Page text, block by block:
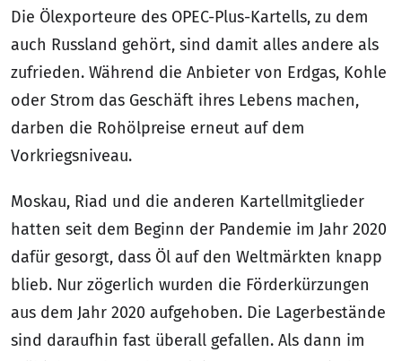
Die Ölexporteure des OPEC-Plus-Kartells, zu dem
auch Russland gehört, sind damit alles andere als
zufrieden. Während die Anbieter von Erdgas, Kohle
oder Strom das Geschäft ihres Lebens machen,
darben die Rohölpreise erneut auf dem
Vorkriegsniveau.
Moskau, Riad und die anderen Kartellmitglieder
hatten seit dem Beginn der Pandemie im Jahr 2020
dafür gesorgt, dass Öl auf den Weltmärkten knapp
blieb. Nur zögerlich wurden die Förderkürzungen
aus dem Jahr 2020 aufgehoben. Die Lagerbestände
sind daraufhin fast überall gefallen. Als dann im